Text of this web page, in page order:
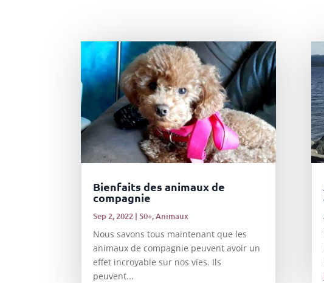
Bienfaits des animaux de
compagnie
Sep 2, 2022 | 50+,Animaux
Nous savons tous maintenant que les
animaux de compagnie peuvent avoir un
effet incroyable sur nos vies. Ils
peuvent...